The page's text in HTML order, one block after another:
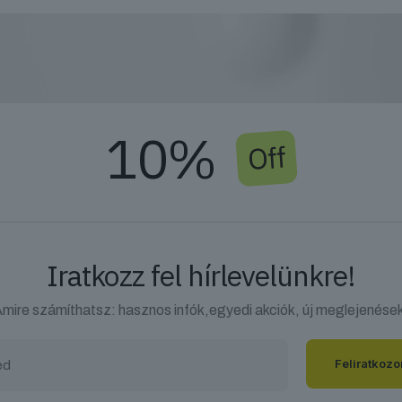
10% Off
Iratkozz fel hírlevelünkre!
számíthatsz: hasznos infók,egyedi akciók, új